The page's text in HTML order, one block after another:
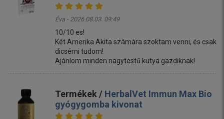
Éva - 2026.08.03. 09:49
10/10 es!
Két Amerika Akita számára szoktam venni, és csak
dicsérni tudom!
Ajánlom minden nagytestű kutya gazdiknak!
Termékek / HerbalVet Immun Max Bio
gyógygomba kivonat